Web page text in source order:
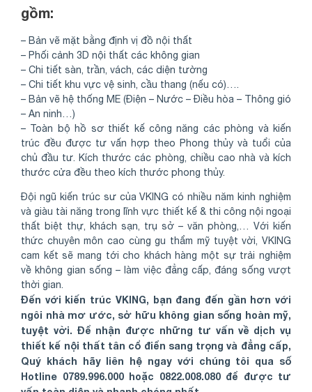
gồm:
– Bản vẽ mặt bằng định vị đồ nội thất
– Phối cảnh 3D nội thất các không gian
– Chi tiết sàn, trần, vách, các diện tường
– Chi tiết khu vực vệ sinh, cầu thang (nếu có)….
– Bản vẽ hệ thống ME (Điện – Nước – Điều hòa – Thông gió
– An ninh…)
– Toàn bộ hồ sơ thiết kế công năng các phòng và kiến
trúc đều được tư vấn hợp theo Phong thủy và tuổi của
chủ đầu tư. Kích thước các phòng, chiều cao nhà và kích
thước cửa đều theo kích thước phong thủy.
Đội ngũ kiến trúc sư của VKING có nhiều năm kinh nghiệm
và giàu tài năng trong lĩnh vực thiết kế & thi công nội ngoại
thất biệt thự, khách sạn, trụ sở – văn phòng,… Với kiến
thức chuyên môn cao cùng gu thẩm mỹ tuyệt vời, VKING
cam kết sẽ mang tới cho khách hàng một sự trải nghiệm
về không gian sống – làm việc đẳng cấp, đáng sống vượt
thời gian.
Đến với kiến trúc VKING, bạn đang đến gần hơn với
ngôi nhà mơ ước, sở hữu không gian sống hoàn mỹ,
tuyệt vời. Để nhận được những tư vấn về dịch vụ
thiết kế nội thất tân cổ điển sang trọng và đẳng cấp,
Quý khách hãy liên hệ ngay với chúng tôi qua số
Hotline 0789.996.000 hoặc 0822.008.080 để được tư